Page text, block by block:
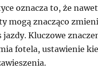
oznacza to, że
mogą znacząco
jazdy. Kluczowe
fotela, ustawienie